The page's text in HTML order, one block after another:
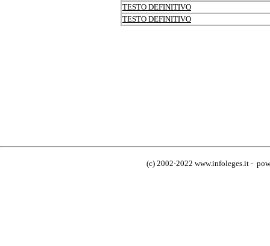
TESTO DEFINITIVO
TESTO DEFINITIVO
(c) 2002-2022 www.infoleges.it -